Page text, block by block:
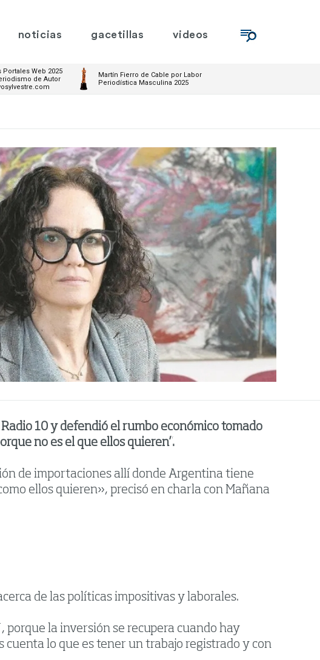
noticias gacetillas videos
Portales Web 2025
de Autor
Martín Fierro de Cable por Labor
Periodística Masculina 2025
10 y defendió el rumbo económico tomado
no es el que ellos quieren”.
de importaciones allí donde Argentina tiene
ellos quieren», precisó en charla con Mañana
de las políticas impositivas y laborales.
porque la inversión se recupera cuando hay
cuenta lo que es tener un trabajo registrado y con